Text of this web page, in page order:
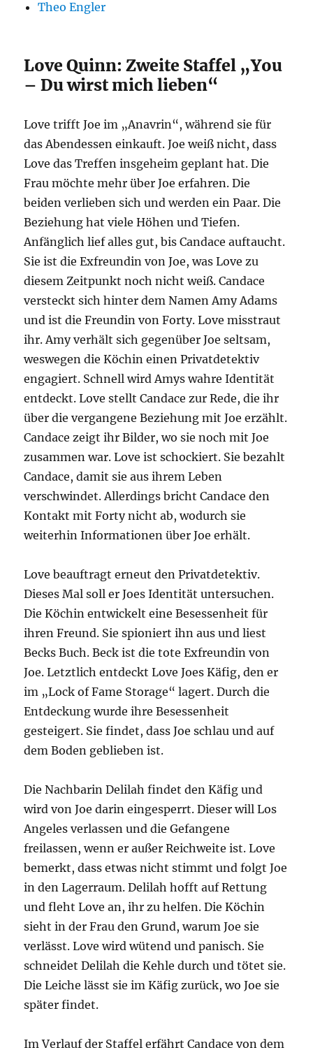
Theo Engler
Love Quinn: Zweite Staffel „You
– Du wirst mich lieben“
Love trifft Joe im „Anavrin“, während sie für
das Abendessen einkauft. Joe weiß nicht, dass
Love das Treffen insgeheim geplant hat. Die
Frau möchte mehr über Joe erfahren. Die
beiden verlieben sich und werden ein Paar. Die
Beziehung hat viele Höhen und Tiefen.
Anfänglich lief alles gut, bis Candace auftaucht.
Sie ist die Exfreundin von Joe, was Love zu
diesem Zeitpunkt noch nicht weiß. Candace
versteckt sich hinter dem Namen Amy Adams
und ist die Freundin von Forty. Love misstraut
ihr. Amy verhält sich gegenüber Joe seltsam,
weswegen die Köchin einen Privatdetektiv
engagiert. Schnell wird Amys wahre Identität
entdeckt. Love stellt Candace zur Rede, die ihr
über die vergangene Beziehung mit Joe erzählt.
Candace zeigt ihr Bilder, wo sie noch mit Joe
zusammen war. Love ist schockiert. Sie bezahlt
Candace, damit sie aus ihrem Leben
verschwindet. Allerdings bricht Candace den
Kontakt mit Forty nicht ab, wodurch sie
weiterhin Informationen über Joe erhält.
Love beauftragt erneut den Privatdetektiv.
Dieses Mal soll er Joes Identität untersuchen.
Die Köchin entwickelt eine Besessenheit für
ihren Freund. Sie spioniert ihn aus und liest
Becks Buch. Beck ist die tote Exfreundin von
Joe. Letztlich entdeckt Love Joes Käfig, den er
im „Lock of Fame Storage“ lagert. Durch die
Entdeckung wurde ihre Besessenheit
gesteigert. Sie findet, dass Joe schlau und auf
dem Boden geblieben ist.
Die Nachbarin Delilah findet den Käfig und
wird von Joe darin eingesperrt. Dieser will Los
Angeles verlassen und die Gefangene
freilassen, wenn er außer Reichweite ist. Love
bemerkt, dass etwas nicht stimmt und folgt Joe
in den Lagerraum. Delilah hofft auf Rettung
und fleht Love an, ihr zu helfen. Die Köchin
sieht in der Frau den Grund, warum Joe sie
verlässt. Love wird wütend und panisch. Sie
schneidet Delilah die Kehle durch und tötet sie.
Die Leiche lässt sie im Käfig zurück, wo Joe sie
später findet.
Im Verlauf der Staffel erfährt Candace von dem